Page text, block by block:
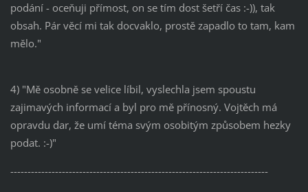
podání - oceňuji přímost, on se tím dost šetří čas :-)), tak
obsah. Pár věcí mi tak docvaklo, prostě zapadlo to tam, kam
mělo."
4) "Mě osobně se velice líbil, vyslechla jsem spoustu
zajimavých informací a byl pro mě přínosný. Vojtěch má
opravdu dar, že umí téma svým osobitým způsobem hezky
podat. :-)"
---------------------------------------------------------------------------